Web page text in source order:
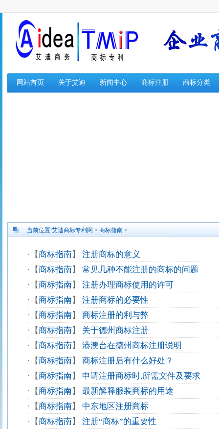
网站首页 关于艾迪 新闻中心 商标注册 商标分类
当前位置:艾迪商标专利网 > 商标指南 >
· 【商标指南】 注册商标的意义
· 【商标指南】 常见几种不能注册的商标的问题
· 【商标指南】 注册办理商标使用的许可
· 【商标指南】 注册商标的必要性
· 【商标指南】 商标注册的利与弊
· 【商标指南】 关于德州商标注册
· 【商标指南】 港澳台在德州商标注册说明
· 【商标指南】 商标注册后有什么好处？
· 【商标指南】 申请注册商标时,所需文件及要求
· 【商标指南】 最新解释服装商标的用途
· 【商标指南】 中东地区注册商标
· 【商标指南】 注册“商标”的重要性